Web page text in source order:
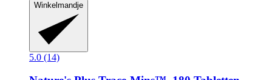
Winkelmandje
5.0 (14)